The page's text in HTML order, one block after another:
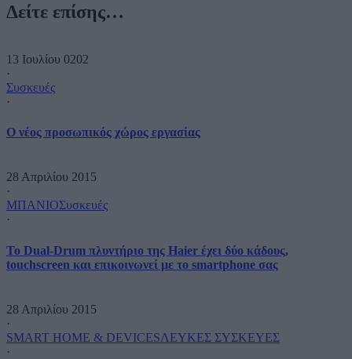
Δείτε επίσης…
13 Ιουλίου 0202
·
Συσκευές
·
O νέος προσωπικός χώρος εργασίας
28 Απριλίου 2015
·
ΜΠΑΝΙΟΣυσκευές
·
Το Dual-Drum πλυντήριο της Haier έχει δύο κάδους,
touchscreen και επικοινωνεί με το smartphone σας
28 Απριλίου 2015
·
SMART HOME & DEVICESΛΕΥΚΕΣ ΣΥΣΚΕΥΕΣ
·